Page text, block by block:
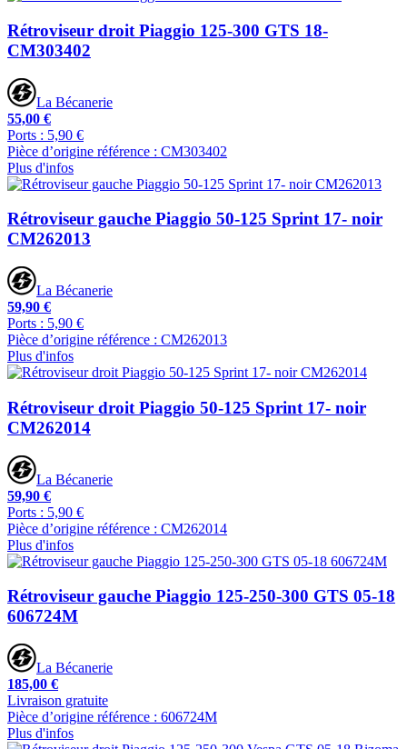
Rétroviseur droit Piaggio 125-300 GTS 18-
CM303402
La Bécanerie
55,00 €
Ports : 5,90 €
Pièce d’origine référence : CM303402
Plus d'infos
Rétroviseur gauche Piaggio 50-125 Sprint 17- noir
CM262013
La Bécanerie
59,90 €
Ports : 5,90 €
Pièce d’origine référence : CM262013
Plus d'infos
Rétroviseur droit Piaggio 50-125 Sprint 17- noir
CM262014
La Bécanerie
59,90 €
Ports : 5,90 €
Pièce d’origine référence : CM262014
Plus d'infos
Rétroviseur gauche Piaggio 125-250-300 GTS 05-18
606724M
La Bécanerie
185,00 €
Livraison gratuite
Pièce d’origine référence : 606724M
Plus d'infos